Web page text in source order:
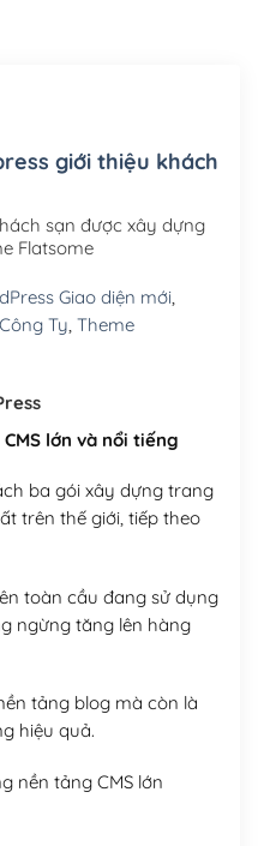
(+450,000₫)
(+550,000₫)
(+650,000₫)
giới thiệu khách
sạn được xây dựng
Flatsome
Giao diện mới,
Ty, Theme
lớn và nổi tiếng
ba gói xây dựng trang
trên thế giới, tiếp theo
toàn cầu đang sử dụng
ngừng tăng lên hàng
tảng blog mà còn là
hiệu quả.
nền tảng CMS lớn